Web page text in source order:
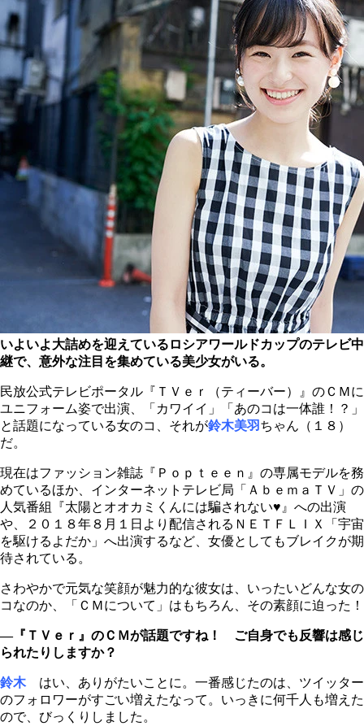
いよいよ大詰めを迎えているロシアワールドカップのテレビ中
継で、意外な注目を集めている美少女がいる。
民放公式テレビポータル『ＴＶｅｒ（ティーバー）』のＣＭに
ユニフォーム姿で出演、「カワイイ」「あのコは一体誰！？」
と話題になっている女のコ、それが鈴木美羽 ちゃん（１８）
だ。
現在はファッション雑誌『Ｐｏｐｔｅｅｎ』の専属モデルを務
めているほか、インターネットテレビ局「ＡｂｅｍａＴＶ」の
人気番組『太陽とオオカミくんには騙されない♥ 』への出演
や、２０１８年８月１日より配信されるＮＥＴＦＬＩＸ「宇宙
を駆けるよだか」へ出演するなど、女優としてもブレイクが期
待されている。
さわやかで元気な笑顔が魅力的な彼女は、いったいどんな女の
コなのか、「ＣＭについて」はもちろん、その素顔に迫った！
―『ＴＶｅｒ』のＣＭが話題ですね！ ご自身でも反響は感じ
られたりしますか？
鈴木はい、ありがたいことに。一番感じたのは、ツイッター
のフォロワーがすごい増えたなって。いっきに何千人も増えた
ので、びっくりしました。